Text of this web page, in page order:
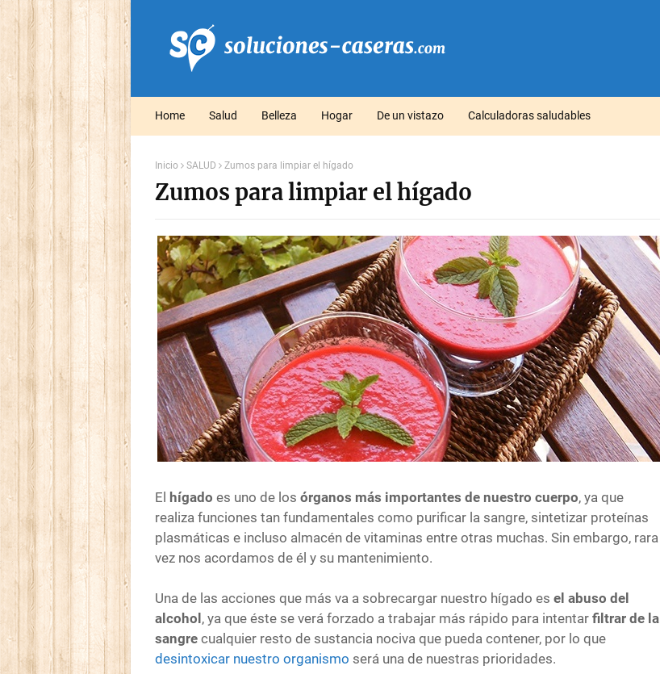
Home Salud Belleza Hogar De un vistazo Calculadoras saludables
Inicio SALUD Zumos para limpiar el hígado
Zumos para limpiar el hígado
El hígado es uno de los órganos más importantes de nuestro cuerpo, ya que
realiza funciones tan fundamentales como purificar la sangre, sintetizar proteínas
plasmáticas e incluso almacén de vitaminas entre otras muchas. Sin embargo, rara
vez nos acordamos de él y su mantenimiento.
Una de las acciones que más va a sobrecargar nuestro hígado es el abuso del
alcohol , ya que éste se verá forzado a trabajar más rápido para intentar filtrar de la
sangre cualquier resto de sustancia nociva que pueda contener, por lo que
desintoxicar nuestro organismo será una de nuestras prioridades.